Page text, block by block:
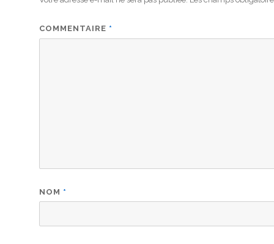
COMMENTAIRE *
NOM *